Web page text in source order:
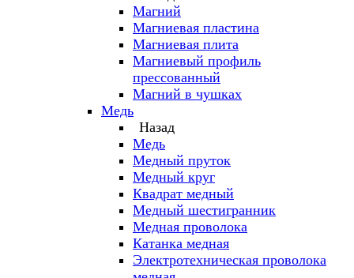
Магний
Магниевая пластина
Магниевая плита
Магниевый профиль
прессованный
Магний в чушках
Медь
Назад
Медь
Медный пруток
Медный круг
Квадрат медный
Медный шестигранник
Медная проволока
Катанка медная
Электротехническая проволока